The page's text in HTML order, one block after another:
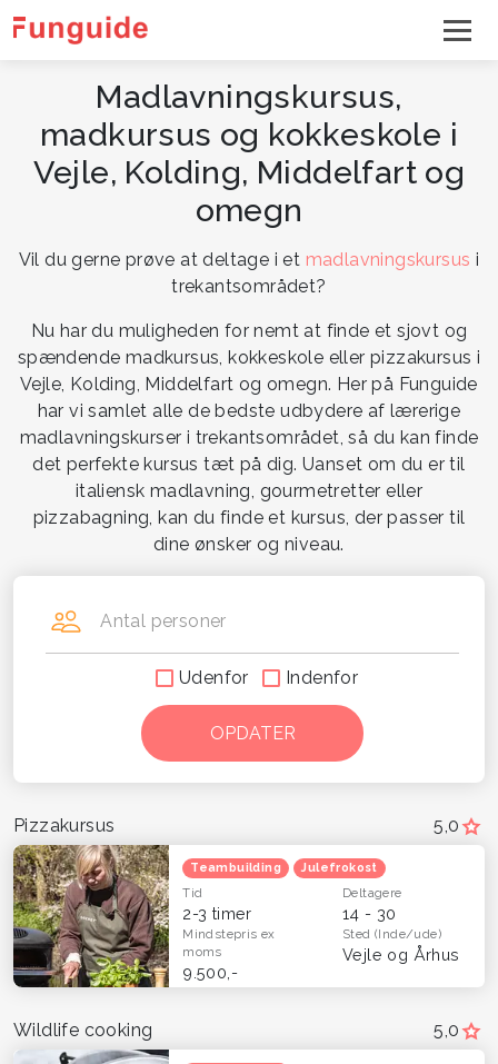
Madlavningskursus,
madkursus og kokkeskole i
Vejle, Kolding, Middelfart og
omegn
Vil du gerne prøve at deltage i et madlavningskursus i
trekantsområdet?
Nu har du muligheden for nemt at finde et sjovt og
spændende madkursus, kokkeskole eller pizzakursus i
Vejle, Kolding, Middelfart og omegn. Her på Funguide
har vi samlet alle de bedste udbydere af lærerige
madlavningskurser i trekantsområdet, så du kan finde
det perfekte kursus tæt på dig. Uanset om du er til
italiensk madlavning, gourmetretter eller
pizzabagning, kan du finde et kursus, der passer til
dine ønsker og niveau.
Antal personer
Udenfor Indenfor
5,0
Pizzakursus
Teambuilding Julefrokost
Tid
2-3 timer
Deltagere
14 - 30
Mindstepris ex
moms
9.500,-
Sted(Inde/ude)
Vejle og Århus
5,0
Wildlife cooking